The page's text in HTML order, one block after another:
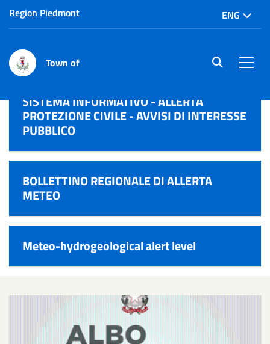
Region Piedmont ENG
Town of site.searc
SISTEMA INFORMATIVO - ALLERTA
PROTEZIONE CIVILE - AVVISI DI INTERESSE
PUBBLICO
BOLLETTINO REGIONALE DI ALLERTA
METEO
Meteo-hydrogeological alert level